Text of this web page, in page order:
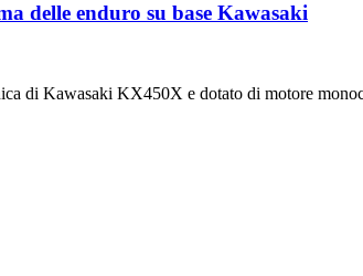
delle enduro su base Kawasaki
di Kawasaki KX450X e dotato di motore